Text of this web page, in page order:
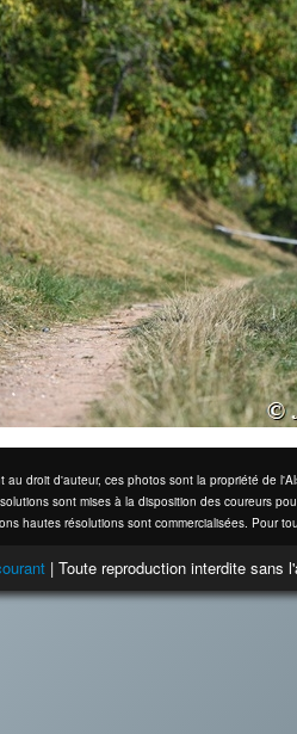
au droit d'auteur, ces photos sont la propriété de
sont mises à la disposition des coureurs
hautes résolutions sont commercialisées. Pour
| Toute reproduction interdite sans